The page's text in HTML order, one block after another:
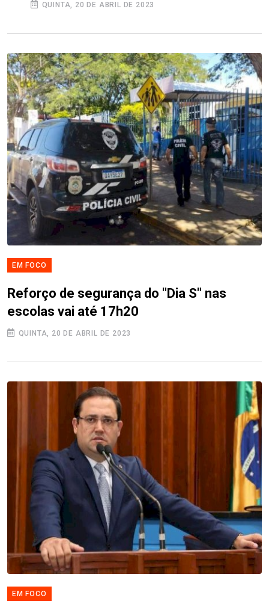
QUINTA, 20 DE ABRIL DE 2023
EM FOCO
Reforço de segurança do "Dia S" nas
escolas vai até 17h20
QUINTA, 20 DE ABRIL DE 2023
EM FOCO